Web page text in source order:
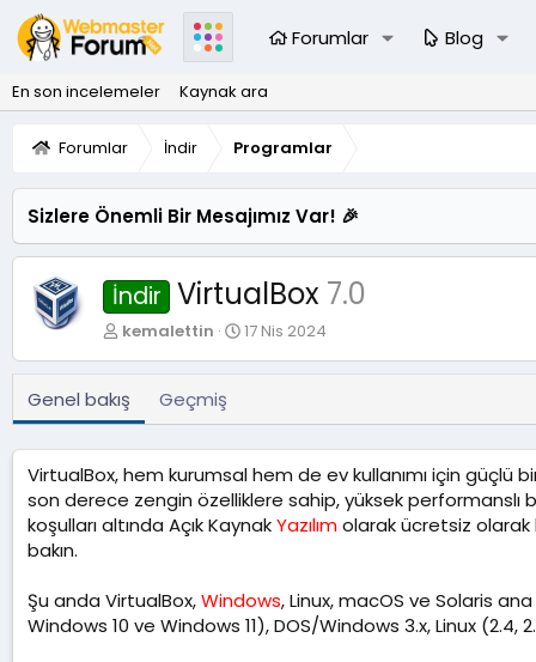
Forumlar Blog
En son incelemeler Kaynak ara
Forumlar İndir Programlar
Sizlere Önemli Bir Mesajımız Var! 🎉
İndir VirtualBox 7.0
Y
a
r
kemalettin
O
u
l
m
a
r
17 Nis 2024
Genel bakış Geçmiş
VirtualBox, hem kurumsal hem de ev kullanımı için güçlü
son derece zengin özelliklere sahip, yüksek performanslı
koşulları altında Açık KaynakYazılımolarak ücretsiz olarak
bakın.
Şu anda VirtualBox,Windows, Linux, macOS ve Solaris
Windows 10 ve Windows 11), DOS/Windows 3.x, Linux (2.4,